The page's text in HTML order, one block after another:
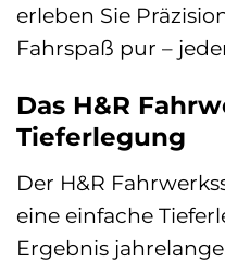
erleben Sie
Fahrspaß pur –
Das H&R
Tieferlegung
Der H&R
eine einfache
Ergebnis